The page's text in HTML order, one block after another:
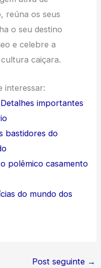
reúna os seus
o seu destino
e celebre a
caiçara.
interessar:
importantes
bastidores do
polêmico casamento
do mundo dos
Post seguinte →